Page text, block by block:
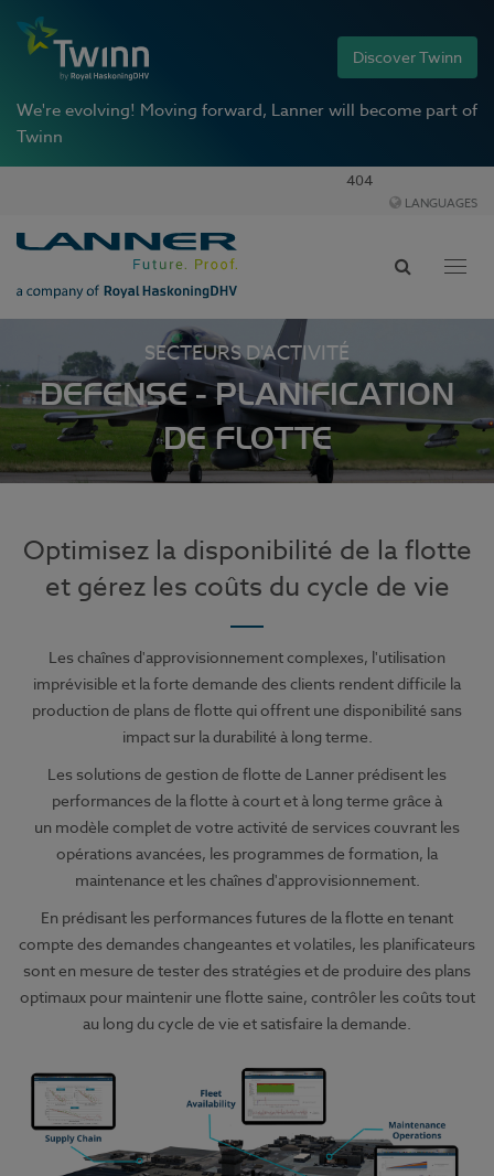
Discover Twinn
We're evolving! Moving forward, Lanner will become part of
Twinn
404
LANGUAGES
SECTEURS D'ACTIVITÉ
DEFENSE - PLANIFICATION
DE FLOTTE
Optimisez la disponibilité de la flotte
et gérez les coûts du cycle de vie
Les chaînes d'approvisionnement complexes, l'utilisation
imprévisible et la forte demande des clients rendent difficile la
production de plans de flotte qui offrent une disponibilité sans
impact sur la durabilité à long terme.
Les solutions de gestion de flotte de Lanner prédisent les
performances de la flotte à court et à long terme grâce à
un modèle complet de votre activité de services couvrant les
opérations avancées, les programmes de formation, la
maintenance et les chaînes d'approvisionnement.
En prédisant les performances futures de la flotte en tenant
compte des demandes changeantes et volatiles, les planificateurs
sont en mesure de tester des stratégies et de produire des plans
optimaux pour maintenir une flotte saine, contrôler les coûts tout
au long du cycle de vie et satisfaire la demande.